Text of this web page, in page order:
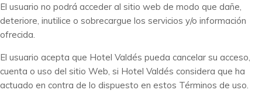
El usuario no podrá acceder al sitio web de modo que dañe,
deteriore, inutilice o sobrecargue los servicios y/o información
ofrecida.
El usuario acepta que Hotel Valdés pueda cancelar su acceso,
cuenta o uso del sitio Web, si Hotel Valdés considera que ha
actuado en contra de lo dispuesto en estos Términos de uso.